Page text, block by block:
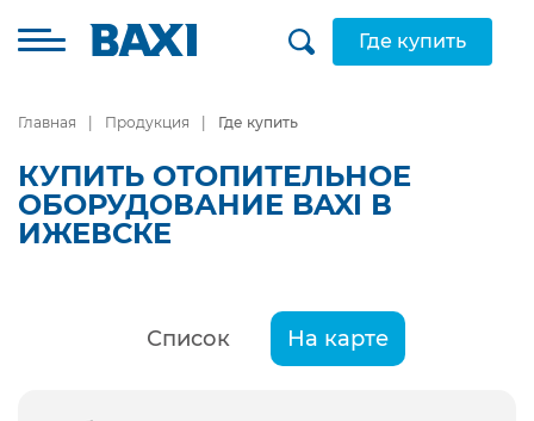
Где купить
Главная Продукция Где купить
КУПИТЬ ОТОПИТЕЛЬНОЕ
ОБОРУДОВАНИЕ BAXI В
ИЖЕВСКЕ
Список На карте